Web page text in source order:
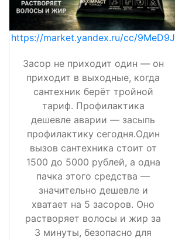
https://market.yandex.ru/cc/9MeD9J
Засор не приходит один — он
приходит в выходные, когда
сантехник берёт тройной
тариф. Профилактика
дешевле аварии — засыпь
профилактику сегодня.Один
вызов сантехника стоит от
1500 до 5000 рублей, а одна
пачка этого средства —
значительно дешевле и
хватает на 5 засоров. Оно
растворяет волосы и жир за
3 минуты, безопасно для